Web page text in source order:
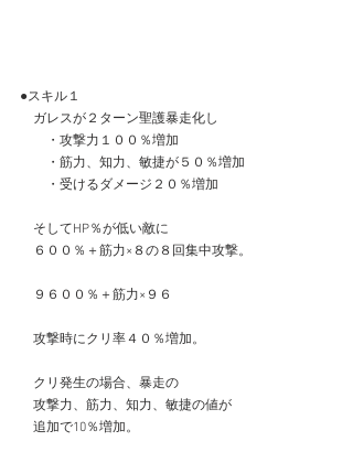
●スキル１
ガレスが２ターン聖護暴走化し
・攻撃力１００％増加
・筋力、知力、敏捷が５０％増加
・受けるダメージ２０％増加
そしてHP％が低い敵に
６００％＋筋力×８の８回集中攻撃。
９６００％＋筋力×９６
攻撃時にクリ率４０％増加。
クリ発生の場合、暴走の
攻撃力、筋力、知力、敏捷の値が
追加で10％増加。